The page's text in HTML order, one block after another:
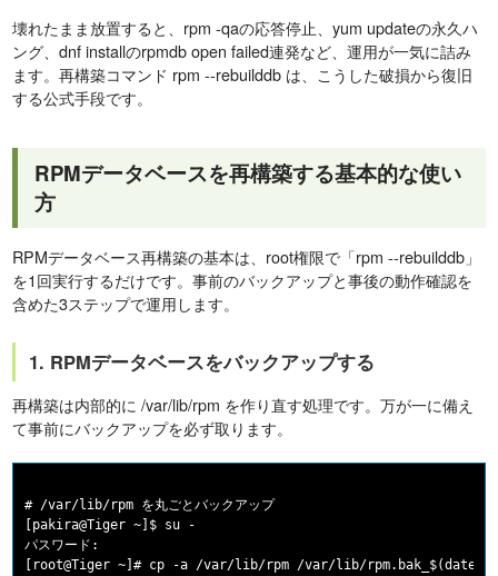
壊れたまま放置すると、rpm -qaの応答停止、yum updateの永久ハ
ング、dnf installのrpmdb open failed連発など、運用が一気に詰み
ます。再構築コマンド rpm --rebuilddb は、こうした破損から復旧
する公式手段です。
RPMデータベースを再構築する基本的な使い
方
RPMデータベース再構築の基本は、root権限で「rpm --rebuilddb」
を1回実行するだけです。事前のバックアップと事後の動作確認を
含めた3ステップで運用します。
1. RPMデータベースをバックアップする
再構築は内部的に /var/lib/rpm を作り直す処理です。万が一に備え
て事前にバックアップを必ず取ります。
# /var/lib/rpm を丸ごとバックアップ
[pakira@Tiger ~]$ su -
パスワード:
[root@Tiger ~]# cp -a /var/lib/rpm /var/lib/rpm.bak_$(date